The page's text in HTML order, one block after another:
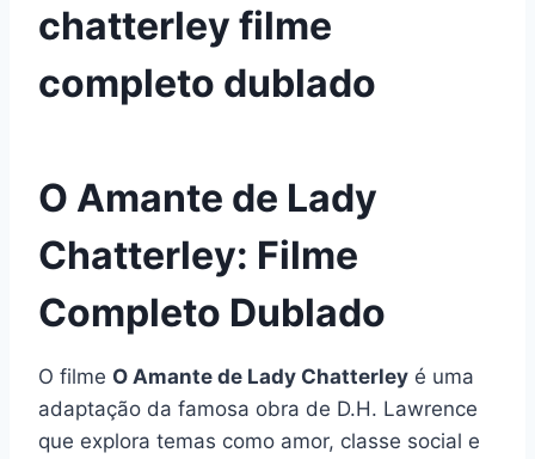
chatterley filme
completo dublado
O Amante de Lady
Chatterley: Filme
Completo Dublado
O filme O Amante de Lady Chatterley é uma
adaptação da famosa obra de D.H. Lawrence
que explora temas como amor, classe social e